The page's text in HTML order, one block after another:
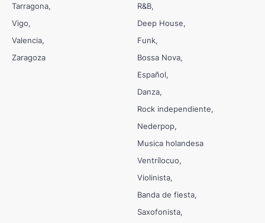
Tarragona
Vigo
Valencia
Zaragoza
R&B
Deep House
Funk
Bossa Nova
Español
Danza
Rock independiente
Nederpop
Musica holandesa
Ventrílocuo
Violinista
Banda de fiesta
Saxofonista